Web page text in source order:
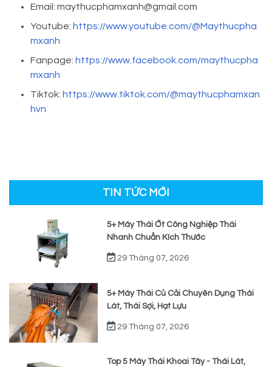
Email: maythucphamxanh@gmail.com
Youtube: https://www.youtube.com/@Maythucpha
mxanh
Fanpage: https://www.facebook.com/maythucpha
mxanh
Tiktok: https://www.tiktok.com/@maythucphamxan
hvn
TIN TỨC MỚI
5+ Máy Thái Ớt Công Nghiệp Thái
Nhanh Chuẩn Kích Thước
29 Tháng 07, 2026
5+ Máy Thái Củ Cải Chuyên Dụng Thái
Lát, Thái Sợi, Hạt Lựu
29 Tháng 07, 2026
Top 5 Máy Thái Khoai Tây - Thái Lát,